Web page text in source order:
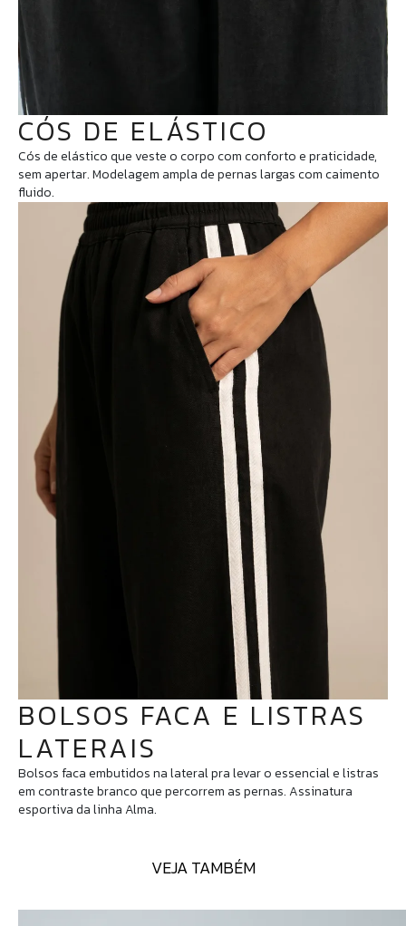
CÓS DE ELÁSTICO
Cós de elástico que veste o corpo com conforto e praticidade,
sem apertar. Modelagem ampla de pernas largas com caimento
fluido.
BOLSOS FACA E LISTRAS
LATERAIS
Bolsos faca embutidos na lateral pra levar o essencial e listras
em contraste branco que percorrem as pernas. Assinatura
esportiva da linha Alma.
VEJA TAMBÉM